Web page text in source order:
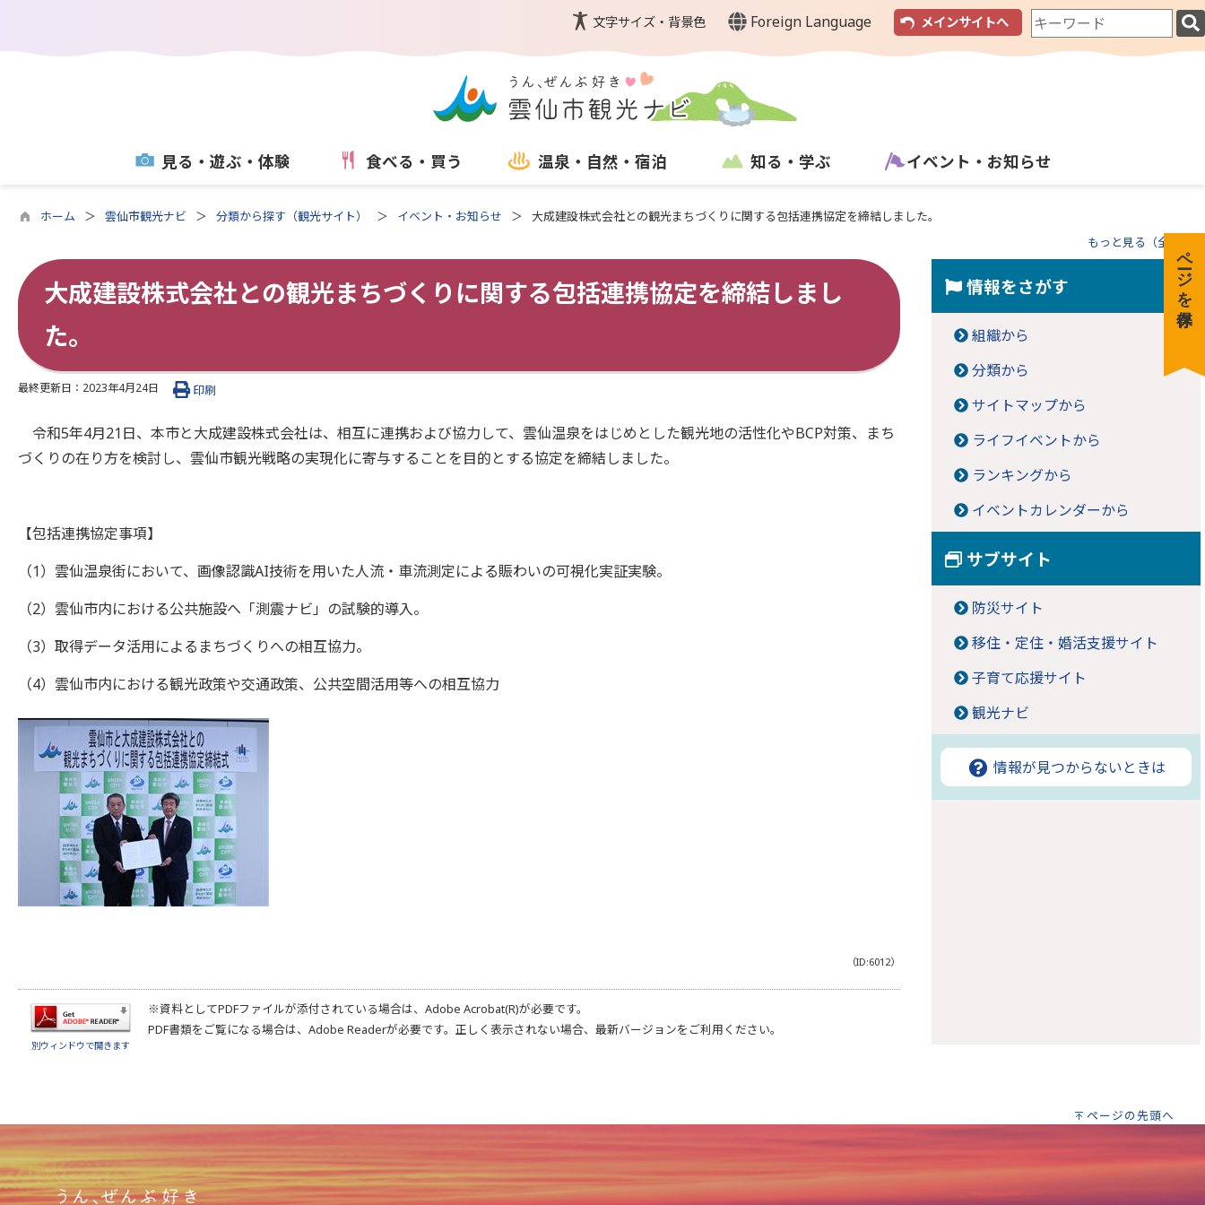
文字サイズ・背景色 Foreign Language メインサイトへ
検
索
キ
見る・遊ぶ・体験 食べる・買う 温泉・自然・宿泊 知る・学ぶ イベント・お知らせ
ホーム 雲仙市観光ナビ 分類から探す（観光サイト） イベント・お知らせ
大成建設株式会社との観光まちづくりに関する包括連携協定を締結しました。
もっと見る（全3件）
大成建設株式会社との観光まちづくりに関する包括連携協定を締結しまし
た。
最終更新日： 2023年4月24日 印刷
令和5年4月21日、本市と大成建設株式会社は、相互に連携および協力して、雲仙温泉をはじめとした観光地の活性化やBCP対策、まち
づくりの在り方を検討し、雲仙市観光戦略の実現化に寄与することを目的とする協定を締結しました。
【包括連携協定事項】
（1）雲仙温泉街において、画像認識AI技術を用いた人流・車流測定による賑わいの可視化実証実験。
（2）雲仙市内における公共施設へ「測震ナビ」の試験的導入。
（3）取得データ活用によるまちづくりへの相互協力。
（4）雲仙市内における観光政策や交通政策、公共空間活用等への相互協力
（ID:6012）
別ウィンドウで開きます
※資料としてPDFファイルが添付されている場合は、 Adobe Acrobat(R)が必要です。
PDF書類をご覧になる場合は、 Adobe Readerが必要です。正しく表示されない場合、最新バージョンをご利用ください。
情報をさがす
組織から
分類から
サイトマップから
ライフイベントから
ランキングから
イベントカレンダーから
サブサイト
防災サイト
移住・定住・婚活支援サイト
子育て応援サイト
観光ナビ
情報が見つからないときは
ページの先頭へ
ページを保存